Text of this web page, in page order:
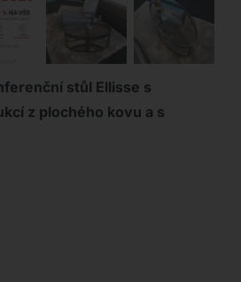
stůl Ellisse s
z plochého kovu a s